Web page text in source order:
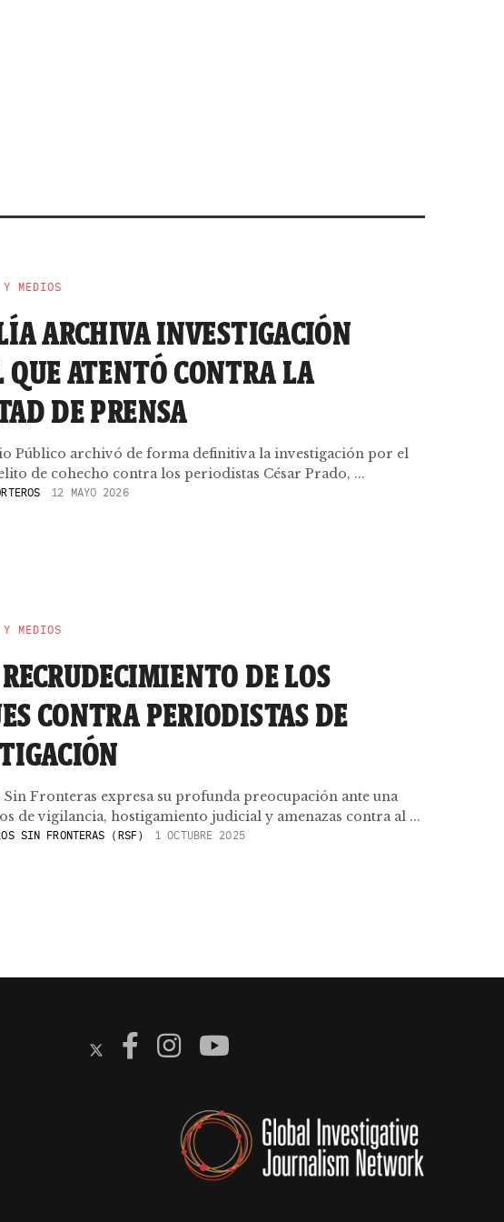
MEDIOS
ARCHIVA INVESTIGACIÓN
QUE ATENTÓ CONTRA LA
DE PRENSA
Público archivó de forma definitiva la investigación por el
de cohecho contra los periodistas César Prado, ...
12 MAYO 2026
MEDIOS
DE LOS
CONTRA PERIODISTAS DE
Fronteras expresa su profunda preocupación ante una
de vigilancia, hostigamiento judicial y amenazas contra al ...
SIN FRONTERAS (RSF) 1 OCTUBRE 2025